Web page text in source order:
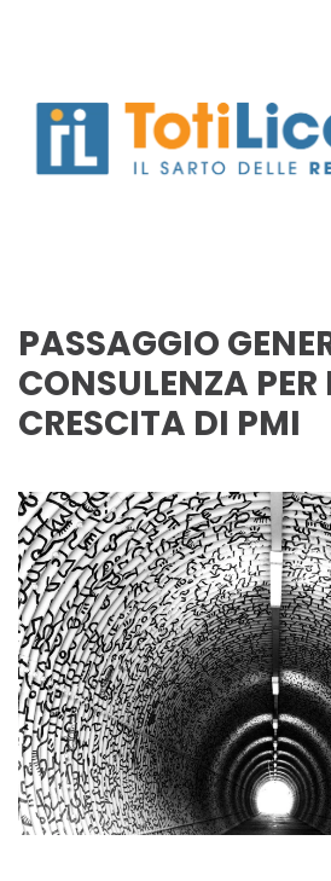
PASSAGGIO
CONSULENZA PER
CRESCITA DI PMI